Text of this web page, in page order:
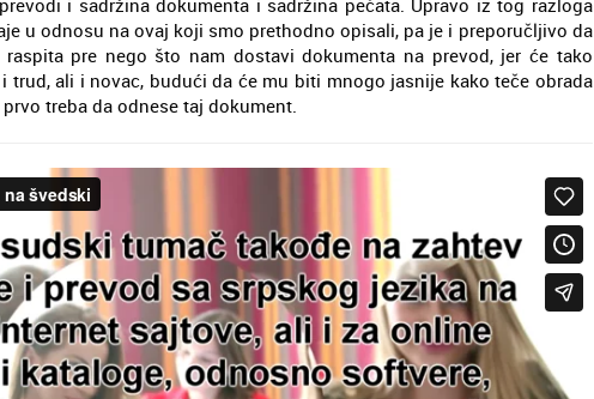
u odnosu na ovaj koji smo prethodno opisali, pa je i preporučljivo da
pre nego što nam dostavi dokumenta na prevod, jer će tako
trud, ali i novac, budući da će mu biti mnogo jasnije kako teče obrada
treba da odnese taj dokument.